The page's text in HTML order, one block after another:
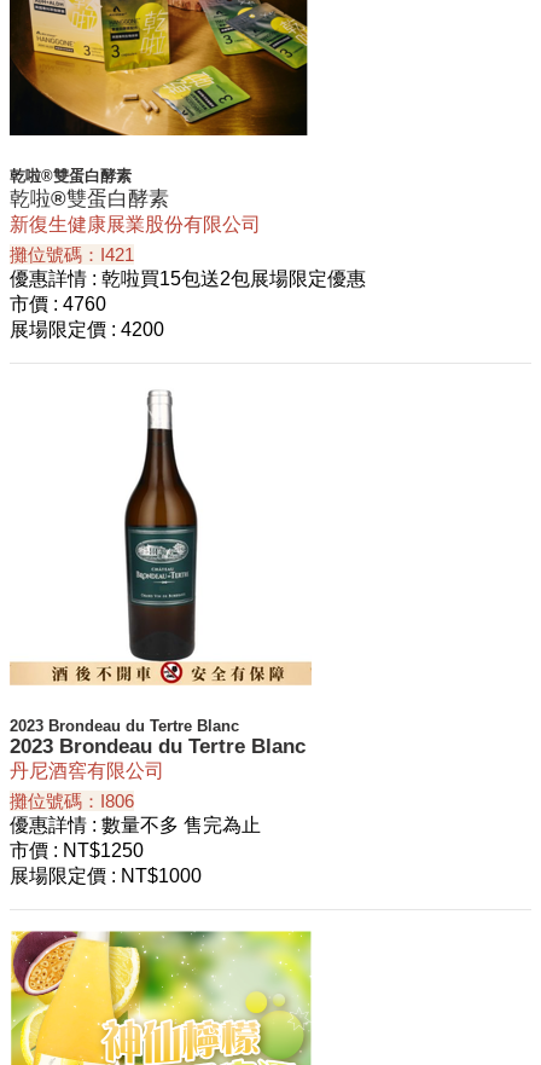
乾啦®雙蛋白酵素
乾啦®雙蛋白酵素
新復生健康展業股份有限公司
攤位號碼：I421
優惠詳情 : 乾啦買15包送2包展場限定優惠
市價 : 4760
展場限定價 : 4200
2023 Brondeau du Tertre Blanc
2023 Brondeau du Tertre Blanc
丹尼酒窖有限公司
攤位號碼：I806
優惠詳情 : 數量不多 售完為止
市價 : NT$1250
展場限定價 : NT$1000